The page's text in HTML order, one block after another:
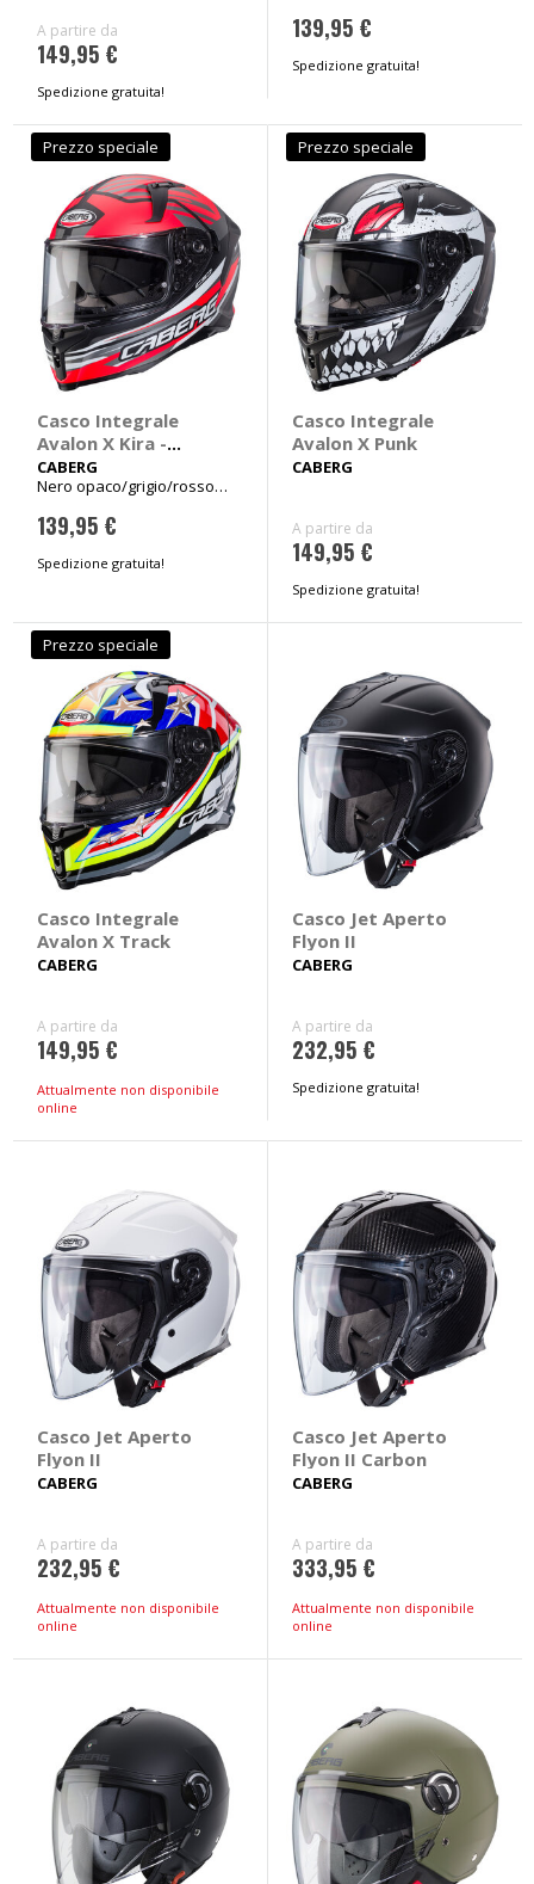
A partire da
149,95 €
Spedizione gratuita!
XL 61-62cm
139,95 €
Spedizione gratuita!
Prezzo speciale
Casco Integrale
Avalon X Kira -
CABERG
CABERG
Nero opaco/grigio/rosso
139,95 €
Spedizione gratuita!
Prezzo speciale
Casco Integrale
Avalon X Punk
CABERG
A partire da
149,95 €
Spedizione gratuita!
Prezzo speciale
Casco Integrale
Avalon X Track
CABERG
A partire da
149,95 €
Attualmente non disponibile
online
Casco Jet Aperto
Flyon II
CABERG
A partire da
232,95 €
Spedizione gratuita!
Casco Jet Aperto
Flyon II
CABERG
A partire da
232,95 €
Attualmente non disponibile
online
Casco Jet Aperto
Flyon II Carbon
CABERG
A partire da
333,95 €
Attualmente non disponibile
online